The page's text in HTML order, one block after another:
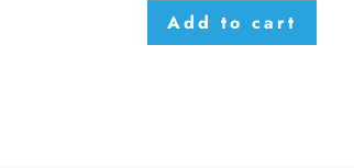
Add to cart